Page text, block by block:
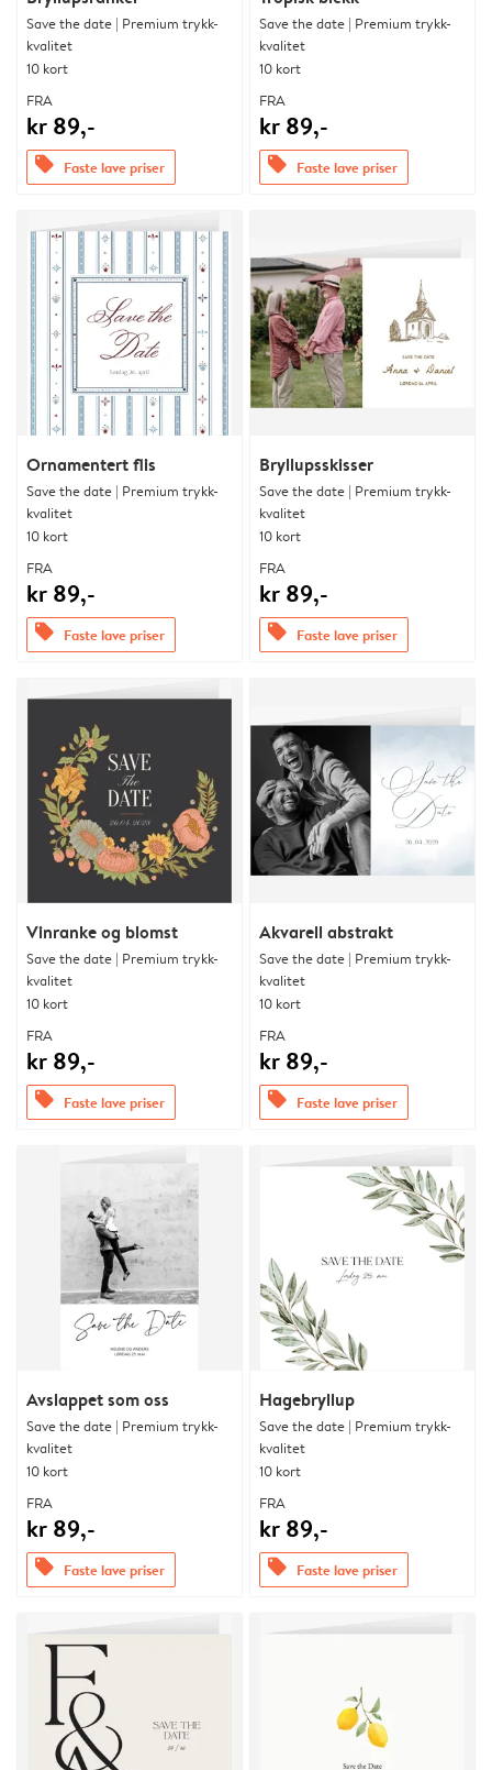
Save the date | Premium trykk-
kvalitet
10 kort
FRA
kr 89,-
offers Faste lave priser
Save the date | Premium trykk-
kvalitet
10 kort
FRA
kr 89,-
offers Faste lave priser
Ornamentert flis
Save the date | Premium trykk-
kvalitet
10 kort
FRA
kr 89,-
offers Faste lave priser
Bryllupsskisser
Save the date | Premium trykk-
kvalitet
10 kort
FRA
kr 89,-
offers Faste lave priser
Vinranke og blomst
Save the date | Premium trykk-
kvalitet
10 kort
FRA
kr 89,-
offers Faste lave priser
Akvarell abstrakt
Save the date | Premium trykk-
kvalitet
10 kort
FRA
kr 89,-
offers Faste lave priser
Avslappet som oss
Save the date | Premium trykk-
kvalitet
10 kort
FRA
kr 89,-
offers Faste lave priser
Hagebryllup
Save the date | Premium trykk-
kvalitet
10 kort
FRA
kr 89,-
offers Faste lave priser